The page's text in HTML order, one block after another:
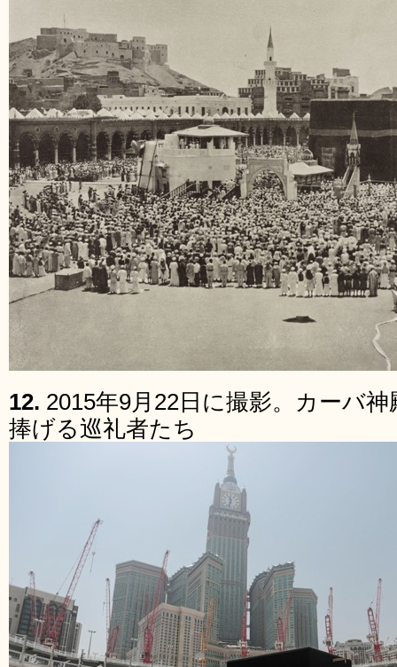
12. 2015年9月22日に撮影。カーバ
捧げる巡礼者たち